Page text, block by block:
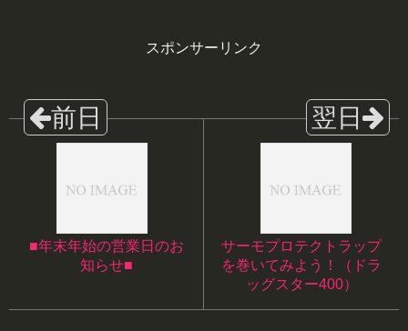
スポンサーリンク
■年末年始の営業日のお
知らせ■
サーモプロテクトラップ
を巻いてみよう！（ドラ
ッグスター400）